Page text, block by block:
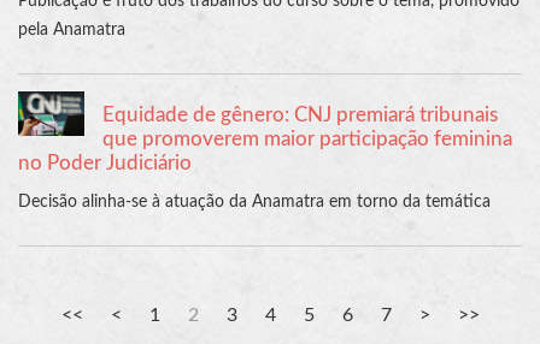
pela Anamatra
Equidade de gênero: CNJ premiará tribunais
que promoverem maior participação feminina
no Poder Judiciário
Decisão alinha-se à atuação da Anamatra em torno da temática
1 2 3 4 5 6 7